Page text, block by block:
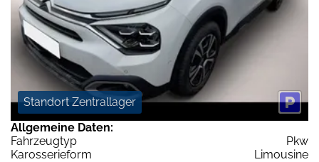
Standort Zentrallager
Allgemeine Daten:
Fahrzeugtyp
Pkw
Karosserieform
Limousine